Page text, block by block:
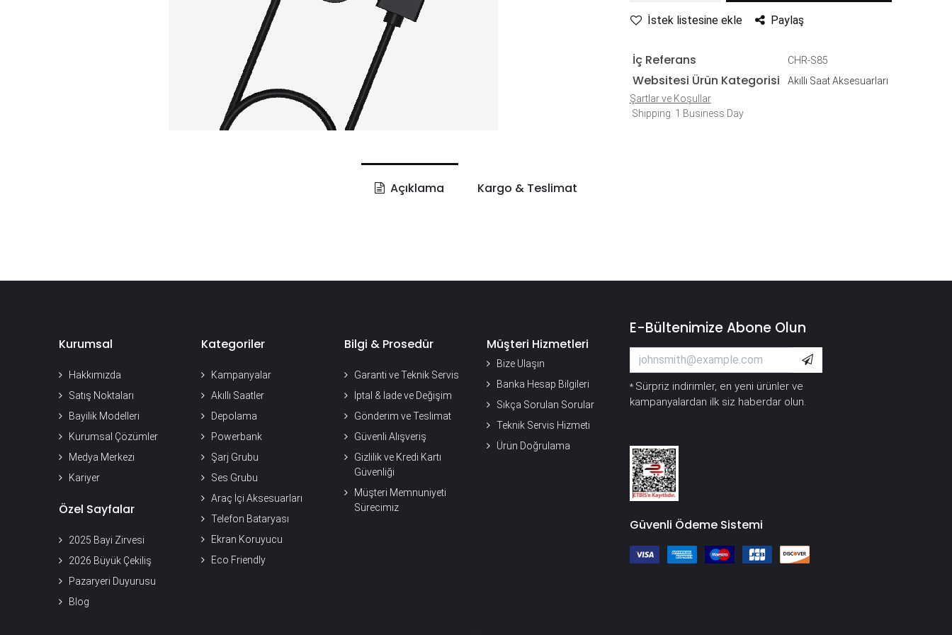
İstek listesine ekle Paylaş
İç Referans CHR-S85
Websitesi Ürün Kategorisi
Akıllı Saat Aksesuarları
Şartlar ve Koşullar
Shipping: 1 Business Day
Açıklama Kargo & Teslimat
Kurumsal
Hakkımızda
Satış Noktaları
Bayilik Modelleri
Kurumsal Çözümler
Medya Merkezi
Kariyer
Özel Sayfalar
2025 Bayi Zirvesi
2026 Büyük Çekiliş
Pazaryeri Duyurusu
Blog
Kategoriler
Kampanyalar
Akıllı Saatler
Depolama
Powerbank
Şarj Grubu
Ses Grubu
Araç İçi Aksesuarları
Telefon Bataryası
Ekran Koruyucu
Eco Friendly
Bilgi & Prosedür
Garanti ve Teknik Servis
İptal & İade ve Değişim
Gönderim ve Teslimat
Güvenli Alışveriş
Gizlilik ve Kredi Kartı
Güvenliği
Müşteri Memnuniyeti
Sürecimiz
Müşteri Hizmetleri
Bize Ulaşın
Banka Hesap Bilgileri
Sıkça Sorulan Sorular
Teknik Servis Hizmeti
Ürün Doğrulama
E-Bültenimize Abone Olun
* Sürpriz indirimler, en yeni ürünler ve
kampanyalardan ilk siz haberdar olun.
Güvenli Ödeme Sistemi